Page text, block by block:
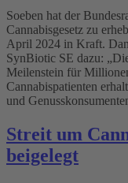
Soeben hat der
Cannabisgesetz zu
April 2024 in Kraft.
SynBiotic SE dazu:
Meilenstein für
Cannabispatienten
und
Streit um
beigelegt